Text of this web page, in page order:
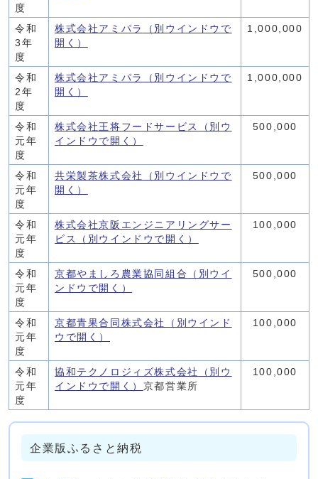
度
令和
3年
度
株式会社アミパラ
（別ウインドウで
開く）
1,000,000
令和
2年
度
株式会社アミパラ
（別ウインドウで
開く）
1,000,000
令和
元年
度
株式会社王将フードサービス
（別ウ
インドウで開く）
500,000
令和
元年
度
共栄製茶株式会社
（別ウインドウで
開く）
500,000
令和
元年
度
株式会社京阪エンジニアリングサー
ビス
（別ウインドウで開く）
100,000
令和
元年
度
京都やましろ農業協同組合
（別ウイ
ンドウで開く）
500,000
令和
元年
度
京都青果合同株式会社
（別ウインド
ウで開く）
100,000
令和
元年
度
協和テクノロジィズ株式会社
（別ウ
インドウで開く） 京都営業所
100,000
企業版ふるさと納税